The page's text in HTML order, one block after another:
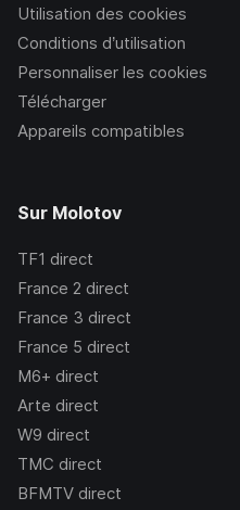
Utilisation des cookies
Conditions d’utilisation
Personnaliser les cookies
Télécharger
Appareils compatibles
Sur Molotov
TF1 direct
France 2 direct
France 3 direct
France 5 direct
M6+ direct
Arte direct
W9 direct
TMC direct
BFMTV direct